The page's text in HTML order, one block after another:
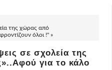
της χώρας από
όλοι !" »
σε σχολεία της
για το κάλο